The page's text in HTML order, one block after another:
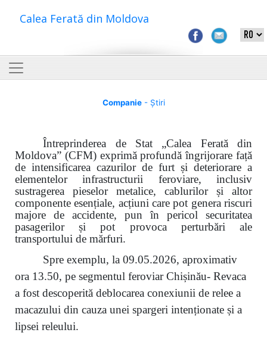
Calea Ferată din Moldova
Companie- Știri
Întreprinderea de Stat „Calea Ferată din
Moldova” (CFM) exprimă profundă îngrijorare față
de intensificarea cazurilor de furt și deteriorare a
elementelor infrastructurii feroviare, inclusiv
sustragerea pieselor metalice, cablurilor și altor
componente esențiale, acțiuni care pot genera riscuri
majore de accidente, pun în pericol securitatea
pasagerilor și pot provoca perturbări ale
transportului de mărfuri.
Spre exemplu, la 09.05.2026, aproximativ
ora 13.50, pe segmentul feroviar Chișinău- Revaca
a fost descoperită deblocarea conexiunii de relee a
macazului din cauza unei spargeri intenționate și a
lipsei releului.